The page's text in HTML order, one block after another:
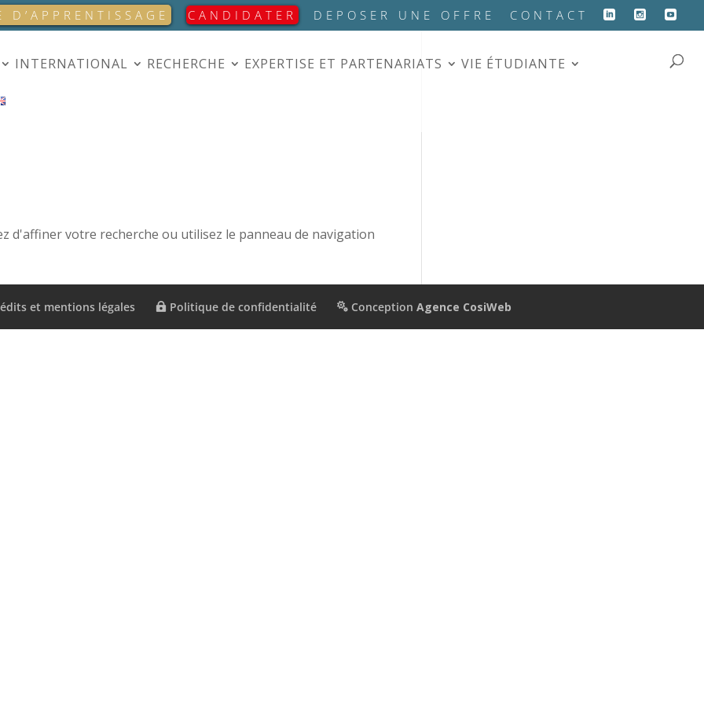
D’APPRENTISSAGE CANDIDATER DEPOSER UNE OFFRE CONTACT
INTERNATIONAL RECHERCHE EXPERTISE ET PARTENARIATS VIE ÉTUDIANTE
d'affiner votre recherche ou utilisez le panneau de navigation
et mentions légales Politique de confidentialité ConceptionAgence CosiWeb